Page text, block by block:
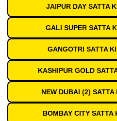
JAIPUR DAY SATTA
GALI SUPER SATTA
GANGOTRI SATTA
KASHIPUR GOLD
NEW DUBAI (2)
BOMBAY CITY SATTA